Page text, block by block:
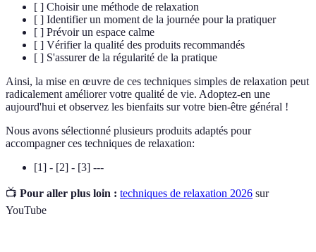
[ ] Choisir une méthode de relaxation
[ ] Identifier un moment de la journée pour la pratiquer
[ ] Prévoir un espace calme
[ ] Vérifier la qualité des produits recommandés
[ ] S'assurer de la régularité de la pratique
Ainsi, la mise en œuvre de ces techniques simples de relaxation peut
radicalement améliorer votre qualité de vie. Adoptez-en une
aujourd'hui et observez les bienfaits sur votre bien-être général !
Nous avons sélectionné plusieurs produits adaptés pour
accompagner ces techniques de relaxation:
[1] - [2] - [3] ---
📺 Pour aller plus loin : techniques de relaxation 2026 sur
YouTube